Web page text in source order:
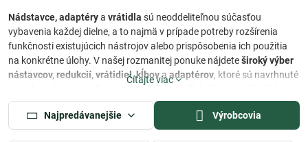
Nádstavce, adaptérya vrátidla sú neoddeliteľnou súčasťou
vybavenia každej dielne, a to najmä v prípade potreby rozšírenia
funkčnosti existujúcich nástrojov alebo prispôsobenia ich použitia
na konkrétne úlohy. V našej rozmanitej ponuke nájdeteširoký výber
nástavcov, redukcií, vrátidiel, kĺbova adaptérov, ktoré sú navrhnuté
V našej ponuke nájdete všetko, čo potrebujete pre vaše nástroje, a to
najmä pre hlavice.Nástavcearedukcieumožňujú pripojenie
Čítajte viac
Najpredávanejšie Výrobcovia